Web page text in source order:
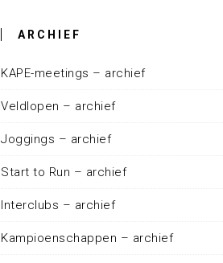
ARCHIEF
KAPE-meetings – archief
Veldlopen – archief
Joggings – archief
Start to Run – archief
Interclubs – archief
Kampioenschappen – archief